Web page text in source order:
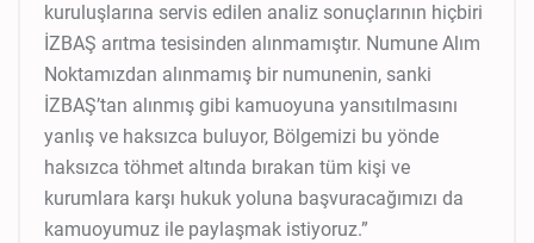
kuruluşlarına servis edilen analiz sonuçlarının hiçbiri
İZBAŞ arıtma tesisinden alınmamıştır. Numune Alım
Noktamızdan alınmamış bir numunenin, sanki
İZBAŞ’tan alınmış gibi kamuoyuna yansıtılmasını
yanlış ve haksızca buluyor, Bölgemizi bu yönde
haksızca töhmet altında bırakan tüm kişi ve
kurumlara karşı hukuk yoluna başvuracağımızı da
kamuoyumuz ile paylaşmak istiyoruz.”